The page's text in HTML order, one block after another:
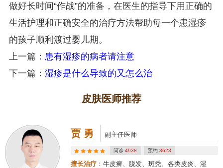
做好长时间“作战”的准备，在医生的指导下用正确的
生活护理和正确安全的治疗方法帮助每一个患湿疹
的孩子顺利渡过婴儿期。
上一篇： 患有湿疹的病者请注意
下一篇： 湿疹是什么导致的又怎么治
皮肤医师推荐
贾 勇 副主任医师
问诊4938 预约 3623
擅长治疗 ：牛皮癣、脱发、斑秃、各类皮炎、湿